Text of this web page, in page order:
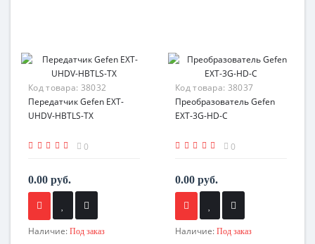
Код товара: 38032
Передатчик Gefen EXT-
UHDV-HBTLS-TX
0
0.00 руб.
Наличие: Под заказ
Код товара: 38037
Преобразователь Gefen
EXT-3G-HD-C
0
0.00 руб.
Наличие: Под заказ